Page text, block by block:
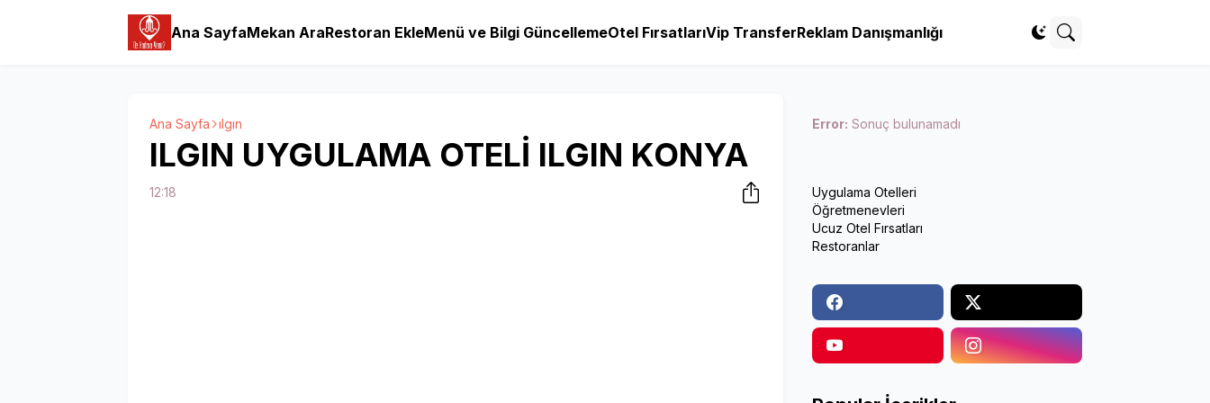
Ana SayfaMekan AraRestoran EkleMenü ve Bilgi GüncellemeOtel FırsatlarıVip TransferReklam Danışmanlığı
Ana Sayfa ılgın
ILGIN UYGULAMA OTELİ ILGIN KONYA
12:18
Error: Sonuç bulunamadı
Uygulama Otelleri
Öğretmenevleri
Ucuz Otel Fırsatları
Restoranlar